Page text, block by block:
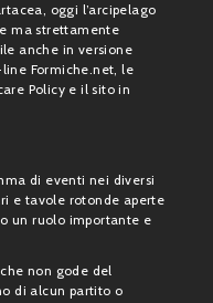
oggi l’arcipelago
ma strettamente
anche in versione
Formiche.net, le
Policy e il sito in
di eventi nei diversi
e tavole rotonde aperte
un ruolo importante e
non gode del
di alcun partito o